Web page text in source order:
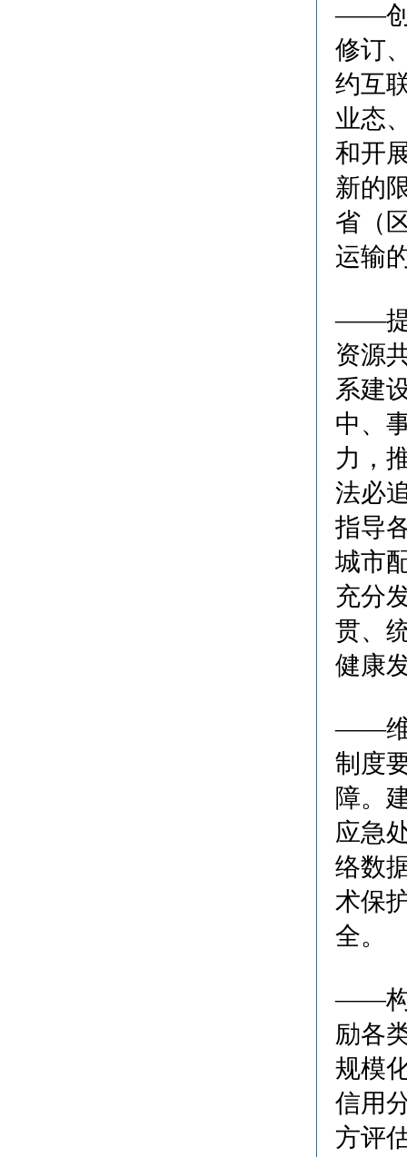
——创
修订
约互
业态
和开
新的
省（
运输
——提
资源
系建
中、
力，
法必
指导
城市
充分
贯、
健康
——维
制度
障。
应急
络数
术保
全。
——构
励各
规模
信用
方评